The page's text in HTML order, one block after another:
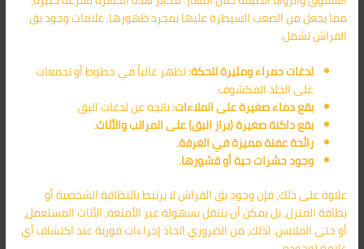
مما يجعل من الصعب السيطرة عليها بمجرد ظهورها. علامات وجود بق
الفراش تشمل:
لدغات حمراء ومثيرة للحكة:تظهر غالباً في خطوط أو تجمعات
على الجلد المكشوف.
بقع دماء صغيرة على الملاءات:ناتجة عن لدغات البق.
بقع داكنة صغيرة (براز البق) على المراتب والأثاث.
رائحة عفنة مميزة في الغرفة.
وجود حشرات حية أو قشورها.
علاوة على ذلك، فإن وجود بق الفراش لا يرتبط بالنظافة الشخصية أو
نظافة المنزل، بل يمكن أن ينتقل بسهولة عبر الأمتعة، الأثاث المستعمل،
أو حتى الملابس. لذلك، من الضروري اتخاذ إجراءات فورية عند اكتشاف أي